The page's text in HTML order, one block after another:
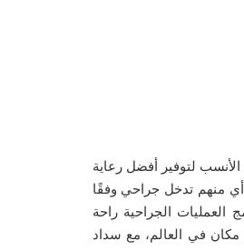
لتوفير أفضل رعاية
منهم تدخل جراحي وفقًا
العمليات الجراحية راحة
في العالم، مع سداد